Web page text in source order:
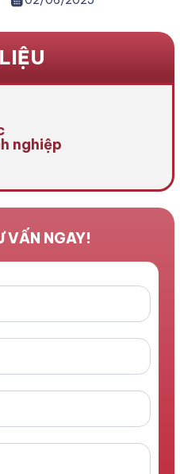
Để thực hiện thủ tục này,
cha mẹ cần nắm rõ quy
định pháp luật và các bước
nghiệp
VẤN NGAY!